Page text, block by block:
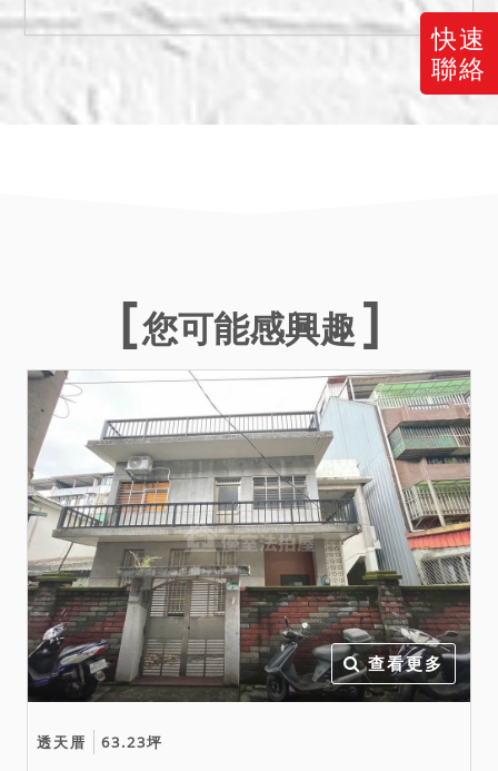
快速
聯絡
三、保證金新台幣：
5,800,000元。
四、本件如債務人未事先指
定開標順序時，則依各標順
開標前到場，得當場指定各
標開標之順序。
五、抵押權登記拍定後塗
銷。
六、投標人應自行查明債務
人有無積欠管理費，並注意
拍定後民法第826條之1第3
項規定之適用問題。
七、投標日期：中華民國
115年1月8日特別減價拍
賣。
您可能感興趣
查看更多
透天厝 63.23坪